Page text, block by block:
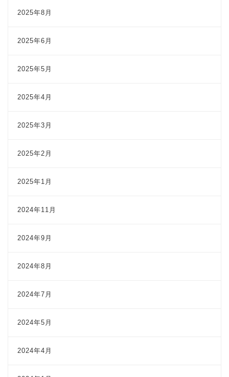
2025年8月
2025年6月
2025年5月
2025年4月
2025年3月
2025年2月
2025年1月
2024年11月
2024年9月
2024年8月
2024年7月
2024年5月
2024年4月